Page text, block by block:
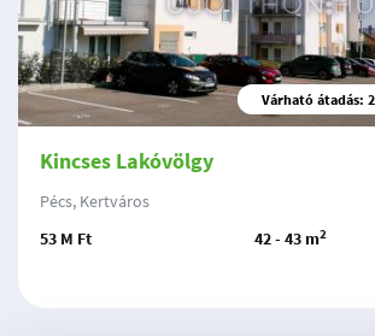
Várható átadás:
Kincses Lakóvölgy
Pécs, Kertváros
53 M Ft
42 - 43 m2